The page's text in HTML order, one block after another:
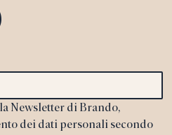
Newsletter di Brando,
dei dati personali secondo